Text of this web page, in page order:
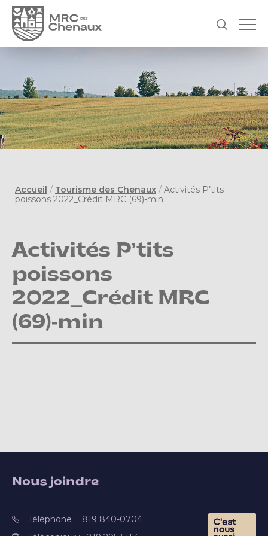
Accueil / Tourisme des Chenaux / Activités P’tits
poissons 2022_Crédit MRC (69)-min
Activités P’tits
poissons
2022_Crédit MRC
(69)-min
Nous joindre
Téléphone :
819 840-0704